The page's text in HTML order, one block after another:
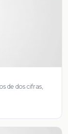
de dos cifras,